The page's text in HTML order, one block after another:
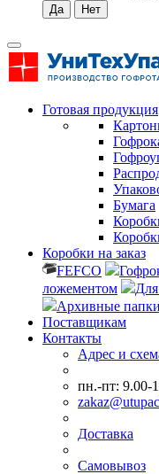
Готовая продукция
Бумага
Коробки на заказ
FEFCO
ложементом
Архивные папки
Поставщикам
Контакты
Адрес и
пн.-пт: 9.00-
Доставка
Самовывоз